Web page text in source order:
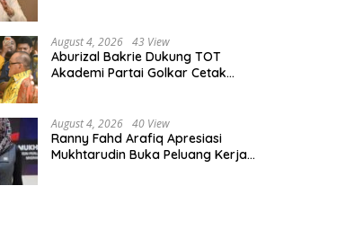
August 4, 2026 43 View
Aburizal Bakrie Dukung TOT
Akademi Partai Golkar Cetak
August 4, 2026 40 View
Ranny Fahd Arafiq Apresiasi
Mukhtarudin Buka Peluang Kerja